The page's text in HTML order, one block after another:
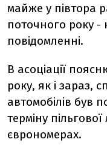
майже у півтора
поточного року -
повідомленні.
В асоціації
року, як і зараз,
автомобілів був
терміну пільгової
єврономерах.